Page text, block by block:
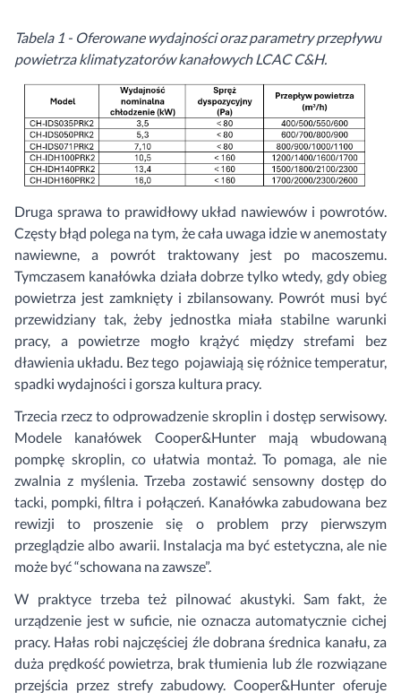
Tabela 1 - Oferowane wydajności oraz parametry przepływu
powietrza klimatyzatorów kanałowych LCAC C&H.
Druga sprawa to prawidłowy układ nawiewów i powrotów.
Częsty błąd polega na tym, że cała uwaga idzie w anemostaty
nawiewne, a powrót traktowany jest po macoszemu.
Tymczasem kanałówka działa dobrze tylko wtedy, gdy obieg
powietrza jest zamknięty i zbilansowany. Powrót musi być
przewidziany tak, żeby jednostka miała stabilne warunki
pracy, a powietrze mogło krążyć między strefami bez
dławienia układu. Bez tego pojawiają się różnice temperatur,
spadki wydajności i gorsza kultura pracy.
Trzecia rzecz to odprowadzenie skroplin i dostęp serwisowy.
Modele kanałówek Cooper&Hunter mają wbudowaną
pompkę skroplin, co ułatwia montaż. To pomaga, ale nie
zwalnia z myślenia. Trzeba zostawić sensowny dostęp do
tacki, pompki, filtra i połączeń. Kanałówka zabudowana bez
rewizji to proszenie się o problem przy pierwszym
przeglądzie albo awarii. Instalacja ma być estetyczna, ale nie
może być “schowana na zawsze”.
W praktyce trzeba też pilnować akustyki. Sam fakt, że
urządzenie jest w suficie, nie oznacza automatycznie cichej
pracy. Hałas robi najczęściej źle dobrana średnica kanału, za
duża prędkość powietrza, brak tłumienia lub źle rozwiązane
przejścia przez strefy zabudowy. Cooper&Hunter oferuje